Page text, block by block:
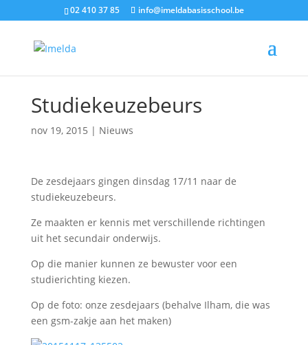
02 410 37 85 info@imeldabasisschool.be
Studiekeuzebeurs
nov 19, 2015 | Nieuws
De zesdejaars gingen dinsdag 17/11 naar de
studiekeuzebeurs.
Ze maakten er kennis met verschillende richtingen
uit het secundair onderwijs.
Op die manier kunnen ze bewuster voor een
studierichting kiezen.
Op de foto: onze zesdejaars (behalve Ilham, die was
een gsm-zakje aan het maken)